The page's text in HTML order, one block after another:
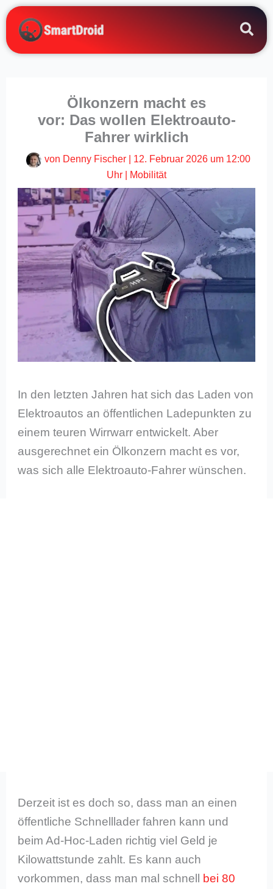
Zum
Inhalt
springen
Ölkonzern macht es
vor: Das wollen Elektroauto-
Fahrer wirklich
von Denny Fischer
12. Februar 2026 um 12:00
Uhr
Mobilität
In den letzten Jahren hat sich das Laden von
Elektroautos an öffentlichen Ladepunkten zu
einem teuren Wirrwarr entwickelt. Aber
ausgerechnet ein Ölkonzern macht es vor,
was sich alle Elektroauto-Fahrer wünschen.
Derzeit ist es doch so, dass man an einen
öffentliche Schnelllader fahren kann und
beim Ad-Hoc-Laden richtig viel Geld je
Kilowattstunde zahlt. Es kann auch
vorkommen, dass man mal schnell bei 80